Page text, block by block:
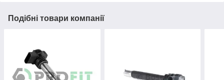
Подібні товари компанії